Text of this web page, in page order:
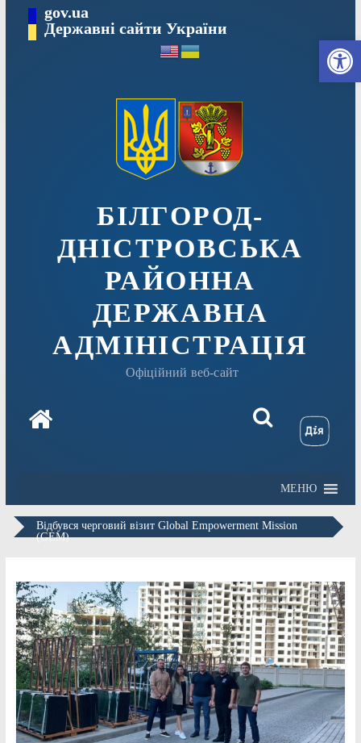
вмісту
gov.ua
Державні сайти України
БІЛГОРОД-
ДНІСТРОВСЬКА
РАЙОННА
ДЕРЖАВНА
АДМІНІСТРАЦІЯ
Офіційний веб-сайт
МЕНЮ
Відбувся черговий візит Global Empowerment Mission
(GEM)